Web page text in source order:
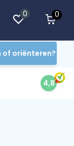
0 0
of oriënteren?
4,8